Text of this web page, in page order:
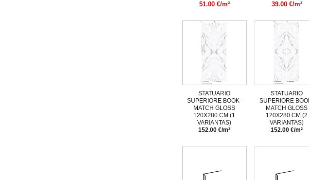
51.00 €/m² 39.00 €/m²
STATUARIO
SUPERIORE BOOK-
MATCH GLOSS
120X280 CM (1
VARIANTAS)
152.00 €/m²
STATUARIO
SUPERIORE
MATCH GLOSS
120X280 CM (2
VARIANTAS)
152.00 €/m²